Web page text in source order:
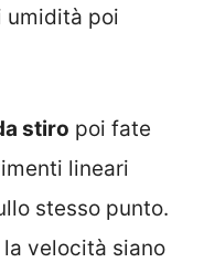
umidità poi
stiro poi fate
lineari
stesso punto.
velocità siano